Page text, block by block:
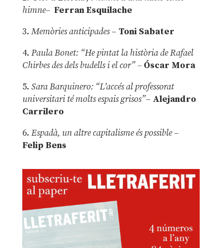
himne– Ferran Esquilache
3. Memòries anticipades– Toni Sabater
4. Paula Bonet: “He pintat la història de Rafael
Chirbes des dels budells i el cor” –Óscar Mora
5. Sara Barquinero: “L’accés al professorat
universitari té molts espais grisos”– Alejandro
Carrilero
6. Espadà, un altre capitalisme és possible –
Felip Bens